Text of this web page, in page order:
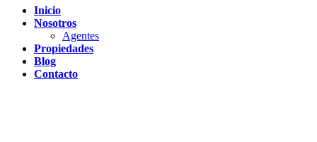
Inicio
Nosotros
Agentes
Propiedades
Blog
Contacto